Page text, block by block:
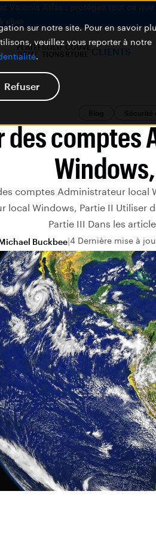
sur notre site. Pour en savoir
veuillez vous reporter à notre
.
Refuser
Varonis Atlas : protégez tout ce
plus
PLATEF
ORME
SOLU
TIONS
COUVE
RTURE CLIENTS
Blog Sécurité
des comptes
comptes Administrateur local
local Windows, Partie II Utiliser
Partie III Dans les
Buckbee 4 Dernière mise à